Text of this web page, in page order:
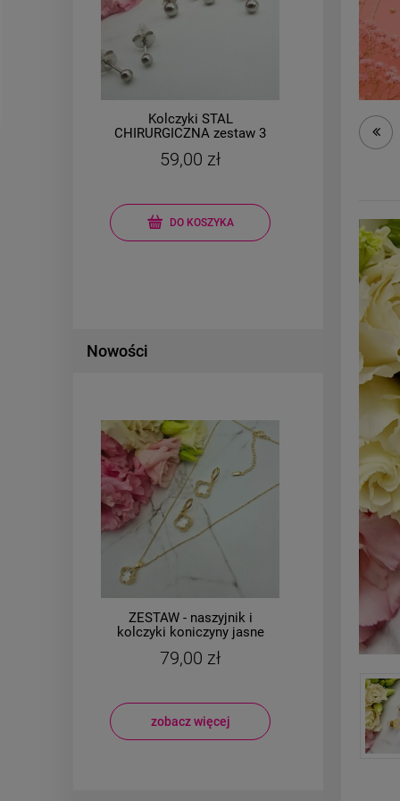
Kolczyki STAL
CHIRURGICZNA zestaw 3
srebrne
59,00 zł
DO KOSZYKA
Nowości
ZESTAW - naszyjnik i
kolczyki koniczyny jasne
79,00 zł
zobacz więcej